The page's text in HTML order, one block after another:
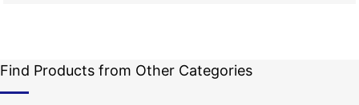
Find Products from Other Categories